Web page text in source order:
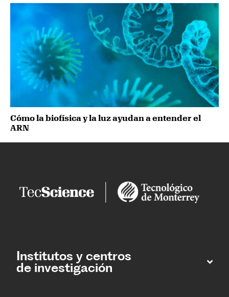
Cómo la biofísica y la luz ayudan a entender el
ARN
Institutos y centros
de investigación